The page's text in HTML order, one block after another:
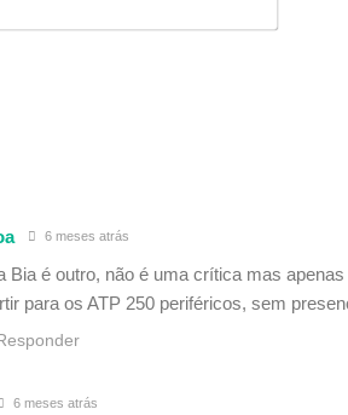
6 meses atrás
Bia é outro, não é uma crítica mas
para os ATP 250 periféricos, sem
6 meses atrás